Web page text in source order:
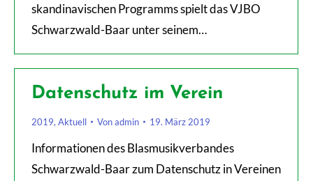
skandinavischen Programms spielt das VJBO
Schwarzwald-Baar unter seinem…
Datenschutz im Verein
2019, Aktuell Vonadmin 19. März 2019
Informationen des Blasmusikverbandes
Schwarzwald-Baar zum Datenschutz in Vereinen